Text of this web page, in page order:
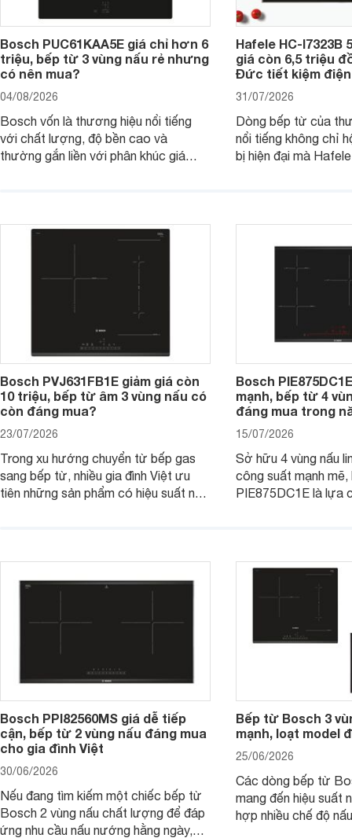
Bosch PUC61KAA5E giá chỉ hơn 6
triệu, bếp từ 3 vùng nấu rẻ nhưng
có nên mua?
04/08/2026
Bosch vốn là thương hiệu nổi tiếng
với chất lượng, độ bền cao và
thường gắn liền với phân khúc giá
đơn vị phân phối với mức giá khá dễ
tiếp cận, thu hút sự quan tâm của
Hafele HC-I7323B
giá còn 6,5 triệu
Đức tiết kiệm
31/07/2026
Dòng bếp từ của
nổi tiếng không chỉ
bị hiện đại mà
gia đình.
Bosch PVJ631FB1E giảm giá còn
10 triệu, bếp từ âm 3 vùng nấu có
còn đáng mua?
23/07/2026
Trong xu hướng chuyển từ bếp gas
sang bếp từ, nhiều gia đình Việt ưu
tiên những sản phẩm có hiệu suất nấu
mẫu bếp đáp ứng tốt các tiêu chí này.
Bosch
mạnh, bếp từ 4
đáng mua trong
15/07/2026
Sở hữu 4 vùng nấu
công suất mạnh
PIE875DC1E là lựa
Bosch PPI82560MS giá dễ tiếp
cận, bếp từ 2 vùng nấu đáng mua
cho gia đình Việt
30/06/2026
Nếu đang tìm kiếm một chiếc bếp từ
Bosch 2 vùng nấu chất lượng để đáp
ứng nhu cầu nấu nướng hằng ngày,
Bếp từ Bosch 3
mạnh, loạt model
25/06/2026
Các dòng bếp từ
mang đến hiệu suất
hợp nhiều chế độ